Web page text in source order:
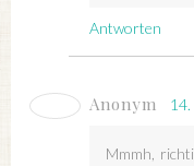
Antworten
Anonym
Mmmh,